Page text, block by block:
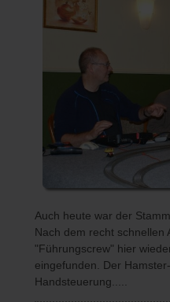
Auch heute war der
Nach dem recht schnellen
"Führungscrew" hier
eingefunden. Der
Handsteuerung.....